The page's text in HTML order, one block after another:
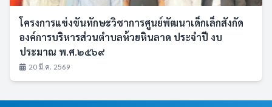
โครงการแข่งขันทักษะวิชาการศูนย์พัฒนาเด็กเล็กสังกัด
องค์การบริหารส่วนตำบลห้วยหินลาด ประจำปี งบ
ประมาณ พ.ศ.๒๕๖๙
20 มี.ค. 2569